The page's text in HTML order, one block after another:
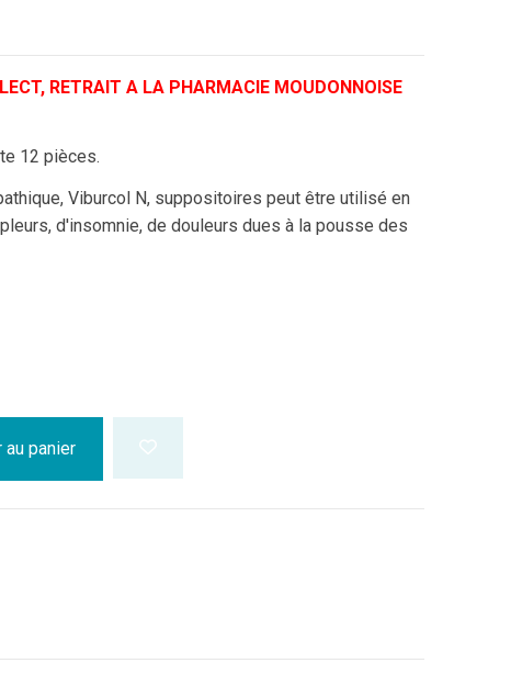
RETRAIT A LA PHARMACIE MOUDONNOISE
12 pièces.
Viburcol N, suppositoires peut être utilisé en
d'insomnie, de douleurs dues à la pousse des
au panier